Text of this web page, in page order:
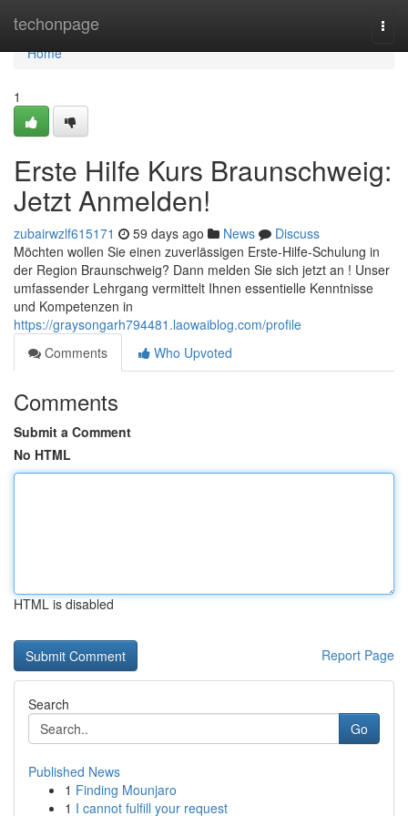
techonpage
Home
Home
1
Erste Hilfe Kurs Braunschweig:
Jetzt Anmelden!
zubairwzlf615171 59 days ago News
Discuss
Möchten wollen Sie einen zuverlässigen Erste-Hilfe-Schulung in
der Region Braunschweig? Dann melden Sie sich jetzt an ! Unser
umfassender Lehrgang vermittelt Ihnen essentielle Kenntnisse
und Kompetenzen in
https://graysongarh794481.laowaiblog.com/profile
Comments
Who Upvoted
Comments
Submit a Comment
No HTML
HTML is disabled
Report Page
Search
Go
Published News
1 Finding Mounjaro
1 I cannot fulfill your request